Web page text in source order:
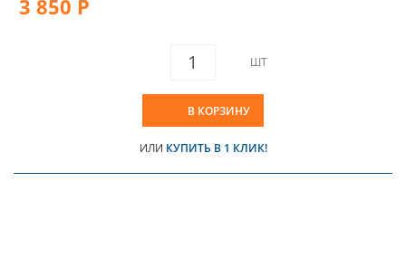
3 850 Р
ШТ
В КОРЗИНУ
ИЛИ КУПИТЬ В 1 КЛИК!